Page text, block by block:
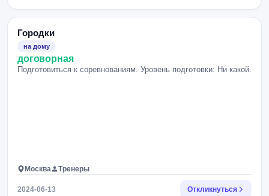
Городки
на дому
договорная
Подготовиться к соревнованиям. Уровень подготовки: Ни какой.
Москва Тренеры
2024-06-13 Откликнуться